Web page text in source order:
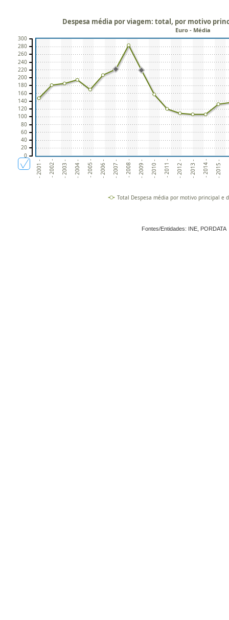
- 2001 - - 2002 - - 2003 - - 2004 - - 2005 - - 2006 - - 2007 - - 2008 - - 2009 - - 2010 - - 2011 - - 2012 - - 2013 - - 2014 - - 2015 -
Despesa média por viagem: total, por motivo
Euro - Média
0
20
40
60
80
100
120
140
160
180
200
220
240
260
280
300
Total Despesa média por motivo principal e
Fontes/Entidades: INE, PORDATA